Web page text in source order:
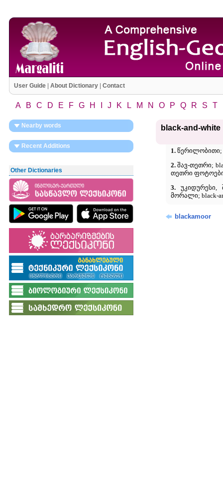
User Guide| About Dictionary| Contact
A B C D E F G H J K L M N O P Q R S T
Nearby words
Recent Additions
Other Dictionaries
black-and-white
1.წერილობითი;
2.შავ-თეთრი;
თეთრი ფოტოები;
3.უკიდურესი,
მორალი; black-
blackamoor